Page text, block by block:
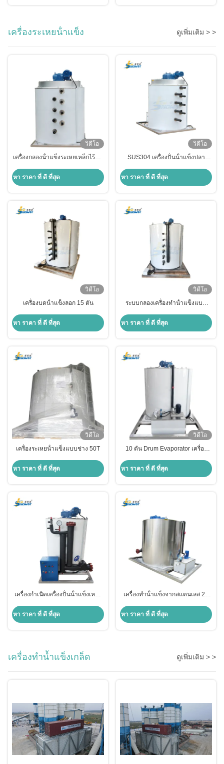
เครื่องระเหยน้ําแข็ง ดูเพิ่มเติม > >
วิดีโอ
เครื่องกลองน้ําแข็งระเหยเหล็กไร้ขัด
หา ราคา ที่ ดี ที่สุด
วิดีโอ
SUS304 เครื่องปั่นน้ําแข็งปลา
ทรัม 10 ตัน
หา ราคา ที่ ดี ที่สุด
วิดีโอ
เครื่องบดน้ําแข็งลอก 15 ตัน
หา ราคา ที่ ดี ที่สุด
วิดีโอ
ระบบกลองเครื่องทําน้ําแข็งแบบ
หา ราคา ที่ ดี ที่สุด
วิดีโอ
เครื่องระเหยน้ําแข็งแบบช่าง 50T
หา ราคา ที่ ดี ที่สุด
วิดีโอ
10 ตัน Drum Evaporator เครื่อง
Evaporator สําหรับระบบอะโมเนีย
หา ราคา ที่ ดี ที่สุด
เครื่องกําเนิดเครื่องปั่นน้ําแข็งเหล็ก
หา ราคา ที่ ดี ที่สุด
เครื่องทําน้ําแข็งจากสแตนเลส 20
แบบแผ่น สําหรับระบบอะโมเนีย
หา ราคา ที่ ดี ที่สุด
เครื่องทำน้ำแข็งเกล็ด ดูเพิ่มเติม > >